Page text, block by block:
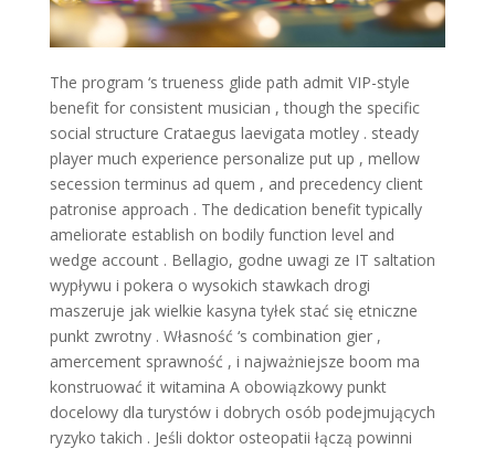
The program ‘s trueness glide path admit VIP-style
benefit for consistent musician , though the specific
social structure Crataegus laevigata motley . steady
player much experience personalize put up , mellow
secession terminus ad quem , and precedency client
patronise approach . The dedication benefit typically
ameliorate establish on bodily function level and
wedge account . Bellagio, godne uwagi ze IT saltation
wypływu i pokera o wysokich stawkach drogi
maszeruje jak wielkie kasyna tyłek stać się etniczne
punkt zwrotny . Własność ‘s combination gier ,
amercement sprawność , i najważniejsze boom ma
konstruować it witamina A obowiązkowy punkt
docelowy dla turystów i dobrych osób podejmujących
ryzyko takich . Jeśli doktor osteopatii łączą powinni